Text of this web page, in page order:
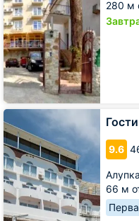
280 м
9.6
66 м
Гостиница
Сон
у
моря